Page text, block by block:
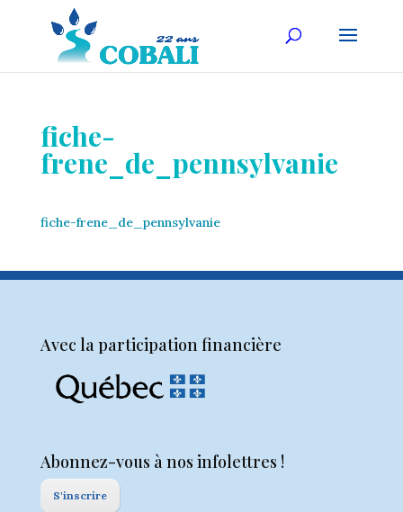
fiche-
frene_de_pennsylvanie
fiche-frene_de_pennsylvanie
Avec la participation financière
Abonnez-vous à nos infolettres !
S'inscrire